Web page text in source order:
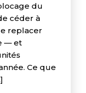
du
céder à
replacer
— et
Ce que